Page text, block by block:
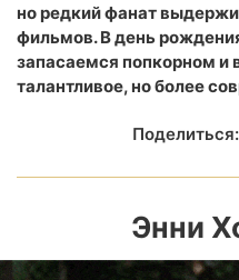
но редкий фанат
фильмов. В день
запасаемся попкорном и
талантливое, но более
Поделиться:
Энни